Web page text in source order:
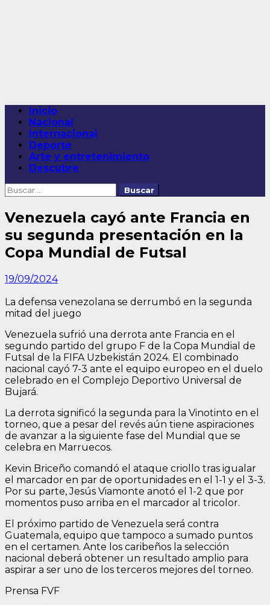
Menú
principal
Inicio
Nacional
Internacional
Deporte
Arte y entretenimiento
Descubre
Buscar:
Venezuela cayó ante Francia en
su segunda presentación en la
Copa Mundial de Futsal
19/09/2024
La defensa venezolana se derrumbó en la segunda
mitad del juego
Venezuela sufrió una derrota ante Francia en el
segundo partido del grupo F de la Copa Mundial de
Futsal de la FIFA Uzbekistán 2024. El combinado
nacional cayó 7-3 ante el equipo europeo en el duelo
celebrado en el Complejo Deportivo Universal de
Bujará.
La derrota significó la segunda para la Vinotinto en el
torneo, que a pesar del revés aún tiene aspiraciones
de avanzar a la siguiente fase del Mundial que se
celebra en Marruecos.
Kevin Briceño comandó el ataque criollo tras igualar
el marcador en par de oportunidades en el 1-1 y el 3-3.
Por su parte, Jesús Viamonte anotó el 1-2 que por
momentos puso arriba en el marcador al tricolor.
El próximo partido de Venezuela será contra
Guatemala, equipo que tampoco a sumado puntos
en el certamen. Ante los caribeños la selección
nacional deberá obtener un resultado amplio para
aspirar a ser uno de los terceros mejores del torneo.
Prensa FVF